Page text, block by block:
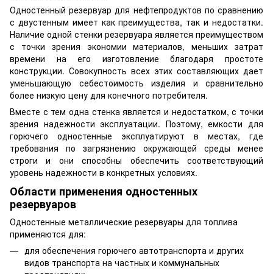
Одностенный резервуар для нефтепродуктов по сравнению
с двустенным имеет как преимущества, так и недостатки.
Наличие одной стенки резервуара является преимуществом
с точки зрения экономии материалов, меньших затрат
времени на его изготовление благодаря простоте
конструкции. Совокупность всех этих составляющих дает
уменьшающую себестоимость изделия и сравнительно
более низкую цену для конечного потребителя.
Вместе с тем одна стенка является и недостатком, с точки
зрения надежности эксплуатации. Поэтому, емкости для
горючего одностенные эксплуатируют в местах, где
требования по загрязнению окружающей среды менее
строги и они способны обеспечить соответствующий
уровень надежности в конкретных условиях.
Области применения одностенных
резервуаров
Одностенные металлические резервуары для топлива
применяются для:
для обеспечения горючего автотранспорта и других
видов транспорта на частных и коммунальных